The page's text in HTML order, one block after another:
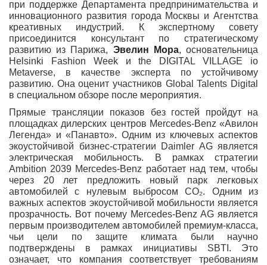
при поддержке Департамента предпринимательства и
инновационного развития города Москвы и Агентства
креативных индустрий. К экспертному совету
присоединится консультант по стратегическому
развитию из Парижа, Эвелин Мора, основательница
Helsinki Fashion Week и the DIGITAL VILLAGE io
Metaverse, в качестве эксперта по устойчивому
развитию. Она оценит участников Global Talents Digital
в специальном обзоре после мероприятия.
Прямые трансляции показов без гостей пройдут на
площадках дилерских центров Mercedes-Benz «Авилон
Легенда» и «Панавто». Одним из ключевых аспектов
экоустойчивой бизнес-стратегии Daimler AG является
электрическая мобильность. В рамках стратегии
Ambition 2039 Mercedes-Benz работает над тем, чтобы
через 20 лет предложить новый парк легковых
автомобилей с нулевым выбросом CO₂. Одним из
важных аспектов экоустойчивой мобильности является
прозрачность. Вот почему Mercedes-Benz AG является
первым производителем автомобилей премиум-класса,
чьи цели по защите климата были научно
подтверждены в рамках инициативы SBTI. Это
означает, что компания соответствует требованиям